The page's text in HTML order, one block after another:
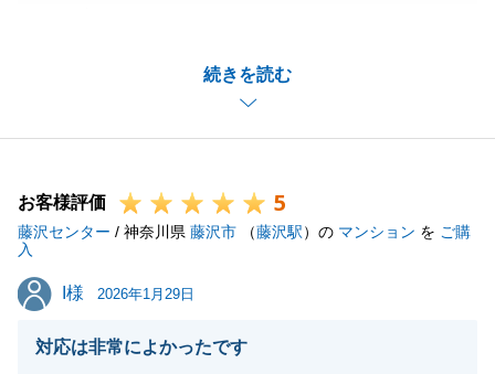
続きを読む
様の多大なサポートに感謝しております。
今度、不動産に関して何かお困りごとがございました
ら、お気軽にご連絡いただければと存じます。
お客様評価 5
藤沢センター / 神奈川県 藤沢市 （藤沢駅）の マンション を ご購
入
I様
I様 2026年1月29日
対応は非常によかったです